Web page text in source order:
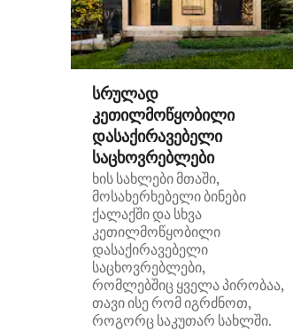
სრულად
კეთილმოწყობილი
დასაქირავებელი
საცხოვრებლები
ხის სახლები მთაში,
მოსახერხებელი ბინები
ქალაქში და სხვა
კეთილმოწყობილი
დასაქირავებელი
საცხოვრებლები,
რომლებშიც ყველა პირობაა,
თავი ისე რომ იგრძნოთ,
როგორც საკუთარ სახლში.